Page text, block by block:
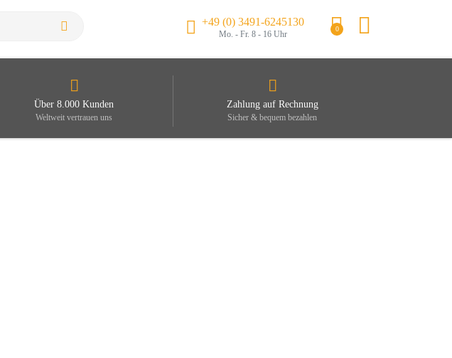
+49 (0) 3491-6245130
Mo. - Fr. 8 - 16 Uhr
0
Über 8.000 Kunden
Weltweit vertrauen uns
Zahlung auf Rechnung
Sicher & bequem bezahlen